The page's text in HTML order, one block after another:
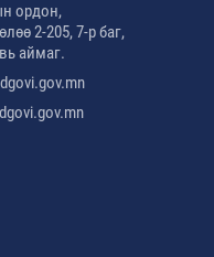
ордон,
2-205, 7-р баг,
аймаг.